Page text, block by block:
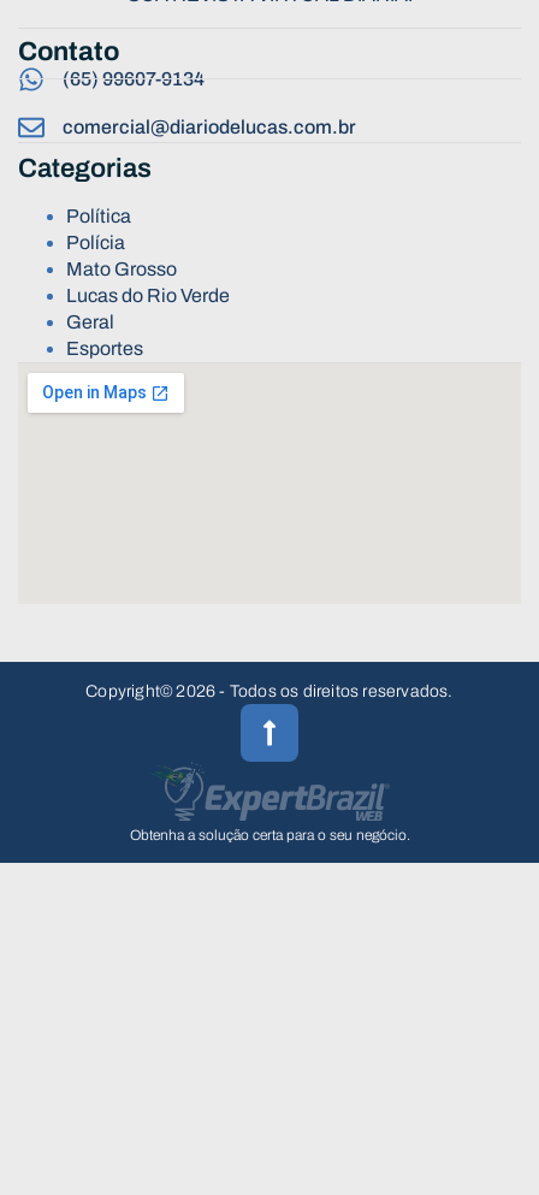
Contato
(65) 99607-9134
comercial@diariodelucas.com.br
Categorias
Política
Polícia
Mato Grosso
Lucas do Rio Verde
Geral
Esportes
Copyright© 2026 - Todos os direitos reservados.
Obtenha a solução certa para o seu negócio.